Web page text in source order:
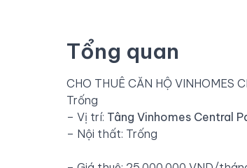
Tổng quan
CHO THUÊ CĂN HỘ VINHOMES
Trống
– Vị trí: Tâng Vinhomes Central
– Nội thất: Trống